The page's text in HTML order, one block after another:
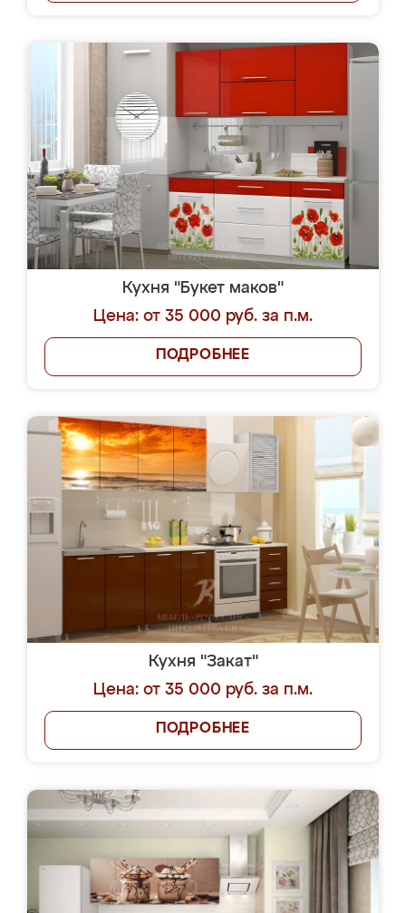
Кухня "Букет маков"
Цена: от 35 000 руб. за п.м.
ПОДРОБНЕЕ
Кухня "Закат"
Цена: от 35 000 руб. за п.м.
ПОДРОБНЕЕ